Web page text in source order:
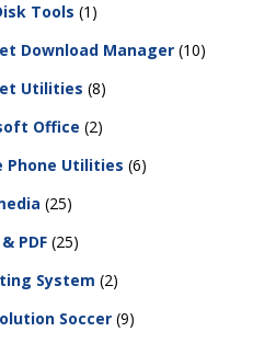
Tools (1)
Download Manager (10)
Utilities (8)
Office (2)
Phone Utilities (6)
(25)
PDF (25)
System (2)
Soccer (9)